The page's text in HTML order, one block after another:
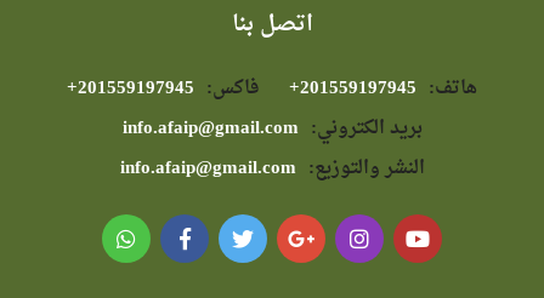
اتصل بنا
هاتف: فاكس:
بريد الكتروني: info.afaip@gmail.com
النشر والتوزيع: info.afaip@gmail.com